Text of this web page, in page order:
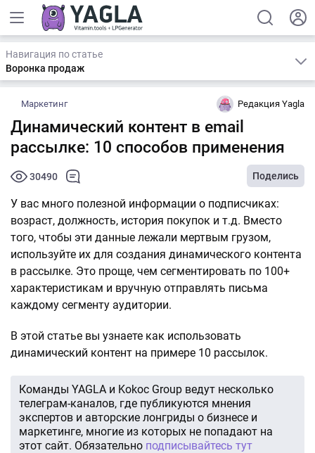
Навигация по статье
Воронка продаж
Маркетинг Редакция Yagla
Динамический контент в email
рассылке: 10 способов применения
30490 Поделись
У вас много полезной информации о подписчиках:
возраст, должность, история покупок и т.д. Вместо
того, чтобы эти данные лежали мертвым грузом,
используйте их для создания динамического контента
в рассылке. Это проще, чем сегментировать по 100+
характеристикам и вручную отправлять письма
каждому сегменту аудитории.
В этой статье вы узнаете как использовать
динамический контент на примере 10 рассылок.
Команды YAGLA и Kokoc Group ведут несколько
телеграм-каналов, где публикуются мнения
экспертов и авторские лонгриды о бизнесе и
маркетинге, многие из которых не попадают на
этот сайт. Обязательно подписывайтесь тут